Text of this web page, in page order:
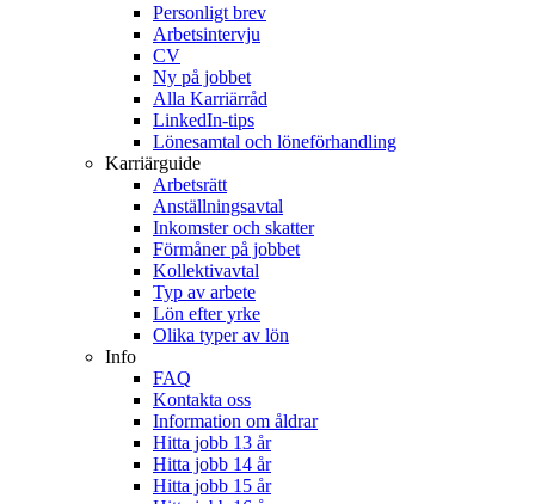
Personligt brev
Arbetsintervju
CV
Ny på jobbet
Alla Karriärråd
LinkedIn-tips
Lönesamtal och löneförhandling
Karriärguide
Arbetsrätt
Anställningsavtal
Inkomster och skatter
Förmåner på jobbet
Kollektivavtal
Typ av arbete
Lön efter yrke
Olika typer av lön
Info
FAQ
Kontakta oss
Information om åldrar
Hitta jobb 13 år
Hitta jobb 14 år
Hitta jobb 15 år